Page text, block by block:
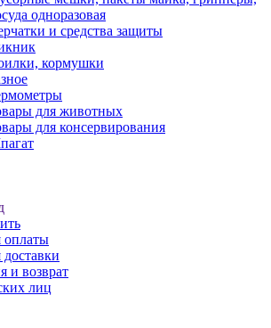
одноразовая
и средства защиты
кормушки
для животных
для консервирования
оплаты
и возврат
лиц